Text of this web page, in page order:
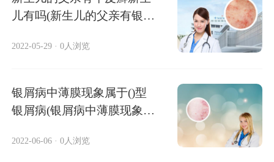
儿有吗(新生儿的父亲有银屑
2022-05-29 · 0人浏览
银屑病中薄膜现象属于()型
银屑病(银屑病中薄膜现象属
2022-06-06 · 0人浏览